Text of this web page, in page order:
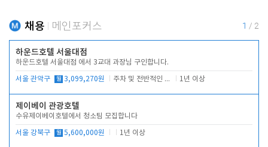
채용 메인포커스 1 / 2
하운드호텔 서울대점
하운드호텔 서울대점 에서 3교대 과장님 구인합니다.
서울 관악구 월 3,099,270원 주차 및 전반적인 당번업무 1년 이상
제이베이 관광호텔
수유제이베이호텔에서 청소팀 모집합니다
서울 강북구 월 5,600,000원 1년 이상